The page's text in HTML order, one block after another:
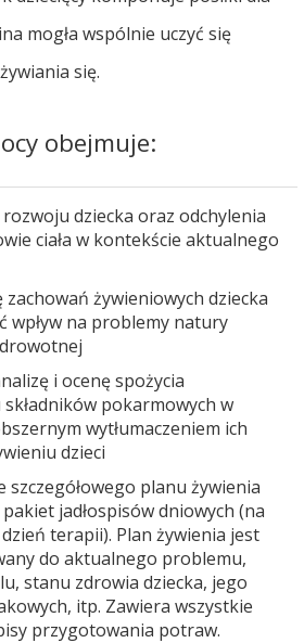
mogła wspólnie uczyć się
się.
obejmuje:
dziecka oraz odchylenia
ciała w kontekście aktualnego
zachowań żywieniowych dziecka
wpływ na problemy natury
i ocenę spożycia
pokarmowych w
wytłumaczeniem ich
dzieci
planu żywienia
jadłospisów dniowych (na
terapii). Plan żywienia jest
do aktualnego problemu,
stanu zdrowia dziecka, jego
itp. Zawiera wszystkie
przygotowania potraw.